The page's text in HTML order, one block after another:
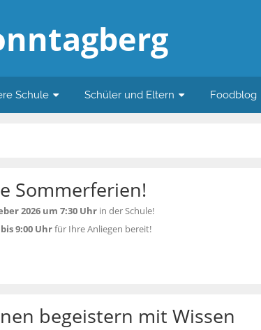
Schule Schüler und Eltern Foodblog
Sommerferien!
2026 um 7:30 Uhr in der Schule!
9:00 Uhrfür Ihre Anliegen bereit!
begeistern mit Wissen